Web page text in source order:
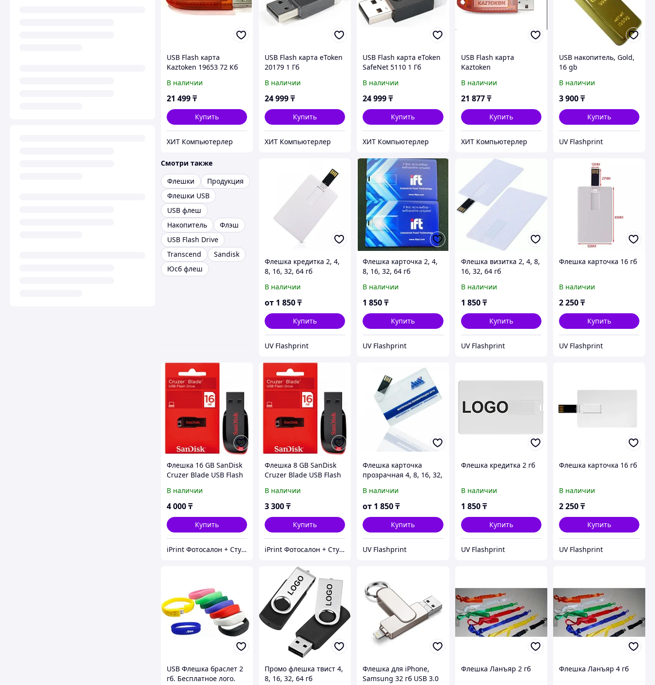
USB Flash карта
Kaztoken 19653 72 Кб
В наличии
21 499₸
Купить
ХИТ Компьютерлер
USB Flash карта eToken
20179 1 Гб
В наличии
24 999₸
Купить
ХИТ Компьютерлер
USB Flash карта eToken
SafeNet 5110 1 Гб
В наличии
24 999₸
Купить
ХИТ Компьютерлер
USB Flash карта
Kaztoken
Кб красный
В наличии
21 877 ₸
Купить
ХИТ Компьютерлер
USB накопитель, Gold,
16 gb
В наличии
3 900₸
Купить
UV Flashprint
Смотри также
Флешки
Продукция
Флешки USB
USB флеш
Накопитель
Флэш
USB Flash Drive
Transcend
Sandisk
Юсб флеш
Флешка кредитка 2, 4,
8, 16, 32, 64 гб
В наличии
от 1 850₸
Купить
UV Flashprint
Флешка карточка 2, 4,
8, 16, 32, 64 гб
В наличии
1 850₸
Купить
UV Flashprint
Флешка визитка 2, 4, 8,
16, 32, 64 гб
В наличии
1 850 ₸
Купить
UV Flashprint
Флешка карточка 16 гб
В наличии
2 250₸
Купить
UV Flashprint
Флешка 16 GB SanDisk
Cruzer Blade USB Flash
В наличии
4 000₸
Купить
iPrint Фотосалон + Студия фотомозаики, Расходники для вашего принтера
Флешка 8 GB SanDisk
Cruzer Blade USB Flash
В наличии
3 300₸
Купить
iPrint Фотосалон + Студия фотомозаики, Расходники для вашего принтера
Флешка карточка
прозрачная 4, 8, 16, 32,
В наличии
от 1 850₸
Купить
UV Flashprint
Флешка кредитка 2 гб
В наличии
1 850 ₸
Купить
UV Flashprint
Флешка карточка 16 гб
В наличии
2 250₸
Купить
UV Flashprint
USB Флешка браслет 2
гб. Бесплатное лого.
Промо флешка твист 4,
8, 16, 32, 64 гб
Флешка для iPhone,
Samsung 32 гб USB 3.0
Флешка Ланъяр 2 гб Флешка Ланъяр 4 гб